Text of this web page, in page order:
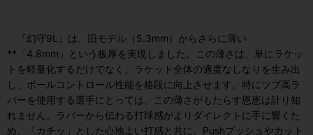
『幻守9L』は、旧モデル（5.3mm）からさらに薄い
**「4.8mm」という板厚を実現しました。この薄さは、単にラケッ
トを軽量化するだけでなく、ラケット全体の適度なしなりを生み出
し、ボールコントロール性能を格段に向上させます。特にツブ高ラ
バーを使用する選手にとっては、この薄さがもたらす恩恵は計り知
れません。ラバーから伝わる打球感がよりダイレクトに手に響くた
め、「カチッ」とした心地よい打感と共に、Pushプッシュやカット